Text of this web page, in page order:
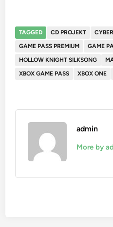
TAGGED CD PROJEKT
GAME PASS PREMIUM
GAME
HOLLOW KNIGHT SILKSONG
XBOX GAME PASS
XBOX ONE
admin
More by